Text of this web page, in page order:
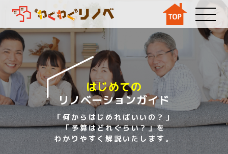
はじめての
リノベーションガイド
「何からはじめればいいの？」
「予算はどれぐらい？」を
わかりやすく解説いたします。